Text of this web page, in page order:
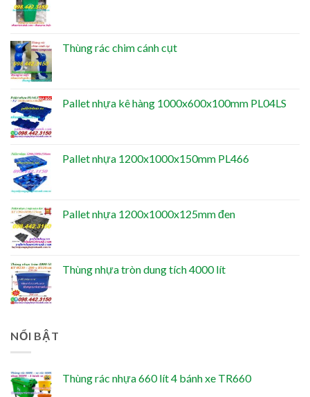
Thùng rác chim cánh cụt
Pallet nhựa kê hàng 1000x600x100mm PL04LS
Pallet nhựa 1200x1000x150mm PL466
Pallet nhựa 1200x1000x125mm đen
Thùng nhựa tròn dung tích 4000 lít
NỔI BẬT
Thùng rác nhựa 660 lít 4 bánh xe TR660